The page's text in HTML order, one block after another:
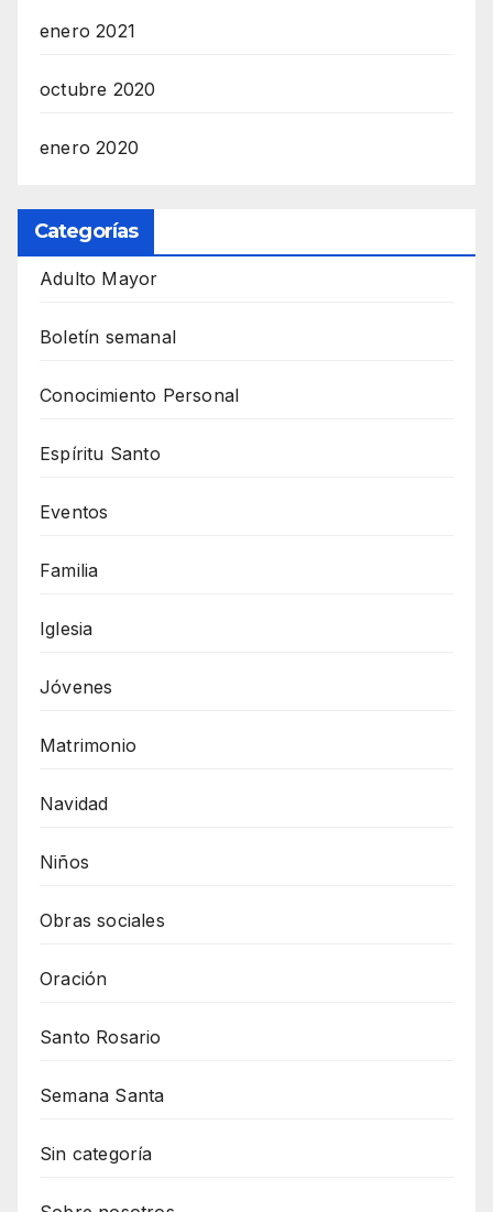
enero 2021
octubre 2020
enero 2020
Categorías
Adulto Mayor
Boletín semanal
Conocimiento Personal
Espíritu Santo
Eventos
Familia
Iglesia
Jóvenes
Matrimonio
Navidad
Niños
Obras sociales
Oración
Santo Rosario
Semana Santa
Sin categoría